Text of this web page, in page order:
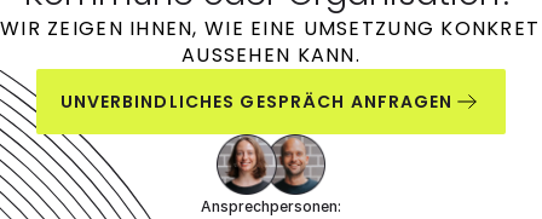
WIR ZEIGEN IHNEN, WIE EINE UMSETZUNG KONKRET
AUSSEHEN KANN.
UNVERBINDLICHES GESPRÄCH ANFRAGEN
Ansprechpersonen: